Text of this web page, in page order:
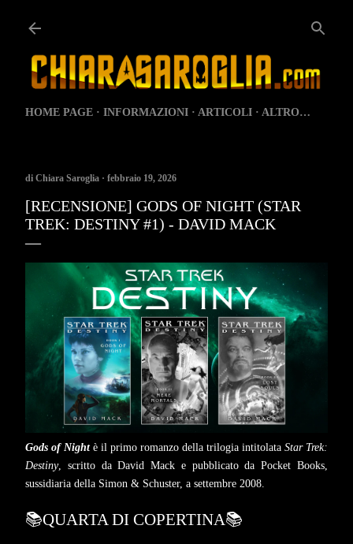
HOME PAGE INFORMAZIONI ARTICOLI ALTRO…
di Chiara Saroglia febbraio 19, 2026
[RECENSIONE] GODS OF NIGHT (STAR
TREK: DESTINY #1) - DAVID MACK
Gods of Nightè il primo romanzo della trilogia intitolata Star Trek:
Destiny, scritto da David Mack e pubblicato da Pocket Books,
sussidiaria della Simon & Schuster, a settembre 2008.
📚QUARTA DI COPERTINA📚